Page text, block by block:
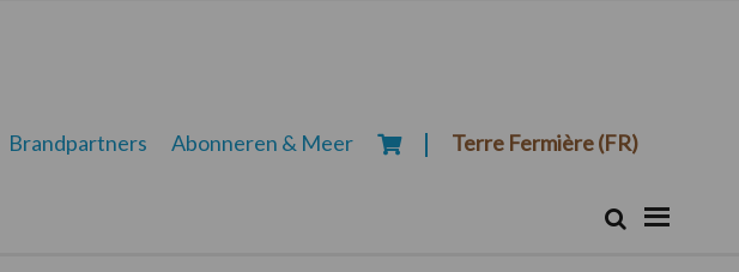
Brandpartners Abonneren & Meer Terre Fermière (FR)
Zoek